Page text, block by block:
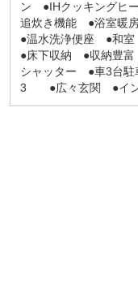
ン ●IHクッキングヒ
追炊き機能 ●浴室暖
●温水洗浄便座 ●和
●床下収納 ●収納豊
シャッター ●車3台
3 ●広々玄関 ●イン